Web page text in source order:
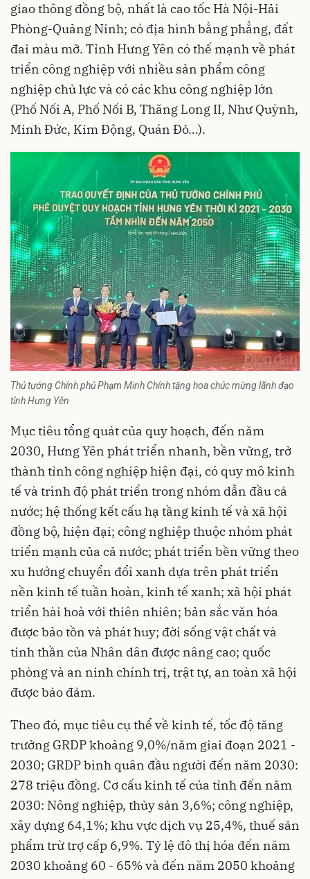
giao thông đồng bộ, nhất là cao tốc Hà Nội-Hải
Phòng-Quảng Ninh; có địa hình bằng phẳng, đất
đai màu mỡ. Tỉnh Hưng Yên có thế mạnh về phát
triển công nghiệp với nhiều sản phẩm công
nghiệp chủ lực và có các khu công nghiệp lớn
(Phố Nối A, Phố Nối B, Thăng Long II, Như Quỳnh,
Minh Đức, Kim Động, Quán Đỏ…).
Thủ tướng Chính phủ Phạm Minh Chính tặng hoa chúc mừng lãnh đạo
tỉnh Hưng Yên
Mục tiêu tổng quát của quy hoạch, đến năm
2030, Hưng Yên phát triển nhanh, bền vững, trở
thành tỉnh công nghiệp hiện đại, có quy mô kinh
tế và trình độ phát triển trong nhóm dẫn đầu cả
nước; hệ thống kết cấu hạ tầng kinh tế và xã hội
đồng bộ, hiện đại; công nghiệp thuộc nhóm phát
triển mạnh của cả nước; phát triển bền vững theo
xu hướng chuyển đổi xanh dựa trên phát triển
nền kinh tế tuần hoàn, kinh tế xanh; xã hội phát
triển hài hoà với thiên nhiên; bản sắc văn hóa
được bảo tồn và phát huy; đời sống vật chất và
tinh thần của Nhân dân được nâng cao; quốc
phòng và an ninh chính trị, trật tự, an toàn xã hội
được bảo đảm.
Theo đó, mục tiêu cụ thể về kinh tế, tốc độ tăng
trưởng GRDP khoảng 9,0%/năm giai đoạn 2021 -
2030; GRDP bình quân đầu người đến năm 2030:
278 triệu đồng. Cơ cấu kinh tế của tỉnh đến năm
2030: Nông nghiệp, thủy sản 3,6%; công nghiệp,
xây dựng 64,1%; khu vực dịch vụ 25,4%, thuế sản
phẩm trừ trợ cấp 6,9%. Tỷ lệ đô thị hóa đến năm
2030 khoảng 60 - 65% và đến năm 2050 khoảng